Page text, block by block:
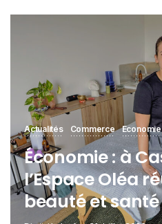
Actualités Commerce Economie
Économie : à
l’Espace Oléa
beauté et santé